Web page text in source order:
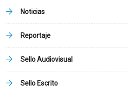
Noticias
Reportaje
Sello Audiovisual
Sello Escrito